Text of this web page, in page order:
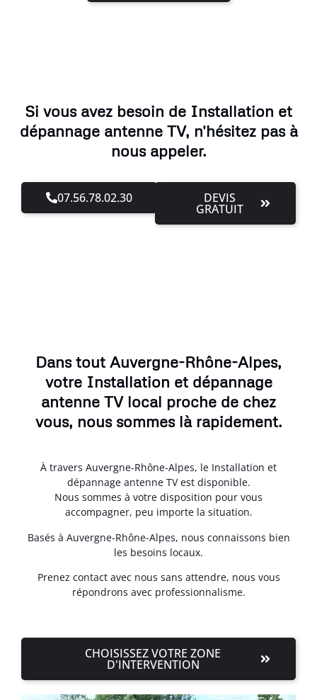
Si vous avez besoin de Installation et
dépannage antenne TV, n'hésitez pas à
nous appeler.
07.56.78.02.30 DEVIS
GRATUIT
Dans tout Auvergne-Rhône-Alpes,
votre Installation et dépannage
antenne TV local proche de chez
vous, nous sommes là rapidement.
À travers Auvergne-Rhône-Alpes, le Installation et
dépannage antenne TV est disponible.
Nous sommes à votre disposition pour vous
accompagner, peu importe la situation.
Basés à Auvergne-Rhône-Alpes, nous connaissons bien
les besoins locaux.
Prenez contact avec nous sans attendre, nous vous
répondrons avec professionnalisme.
CHOISISSEZ VOTRE ZONE
D'INTERVENTION